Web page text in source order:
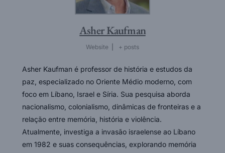
Asher Kaufman
Website + posts
Asher Kaufman é professor de história e estudos da
paz, especializado no Oriente Médio moderno, com
foco em Líbano, Israel e Síria. Sua pesquisa aborda
nacionalismo, colonialismo, dinâmicas de fronteiras e a
relação entre memória, história e violência.
Atualmente, investiga a invasão israelense ao Líbano
em 1982 e suas consequências, explorando memória